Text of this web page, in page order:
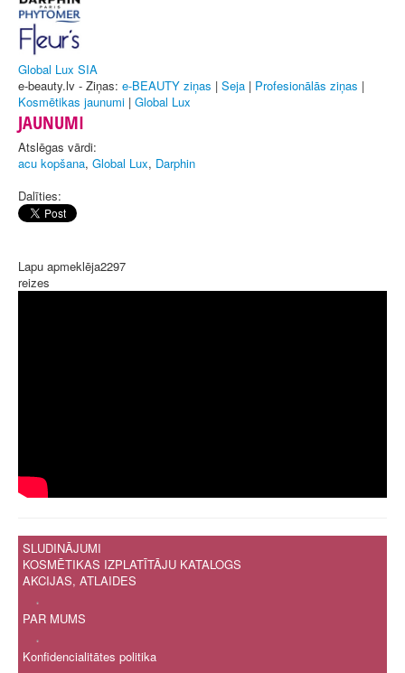
Global Lux SIA
e-beauty.lv - Ziņas: e-BEAUTY ziņas | Seja | Profesionālās ziņas |
Kosmētikas jaunumi | Global Lux
JAUNUMI
Atslēgas vārdi:
acu kopšana, Global Lux, Darphin
Dalīties:
Lapu apmeklēja2297
reizes
SLUDINĀJUMI
KOSMĒTIKAS IZPLATĪTĀJU KATALOGS
AKCIJAS, ATLAIDES
.
PAR MUMS
.
Konfidencialitātes politika